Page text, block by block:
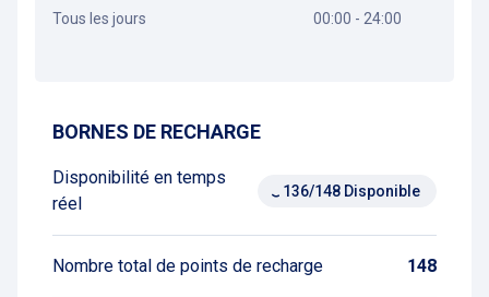
Tous les jours 00:00 - 24:00
BORNES DE RECHARGE
Disponibilité en temps
réel
136/148 Disponible
Nombre total de points de recharge 148